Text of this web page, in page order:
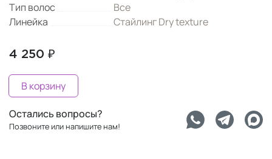
Тип волос
Все
Линейка
Стайлинг Dry texture
4 250 ₽
В корзину
Остались вопросы?
Позвоните или напишите нам!